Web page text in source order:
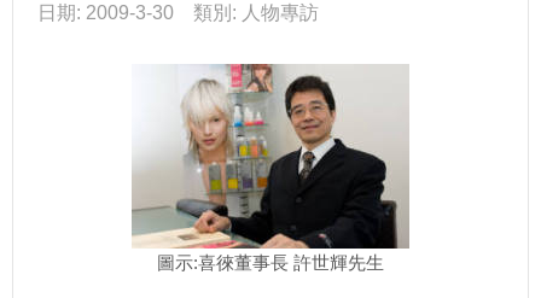
日期: 2009-3-30 類別: 人物專訪
圖示:喜徠董事長 許世輝先生